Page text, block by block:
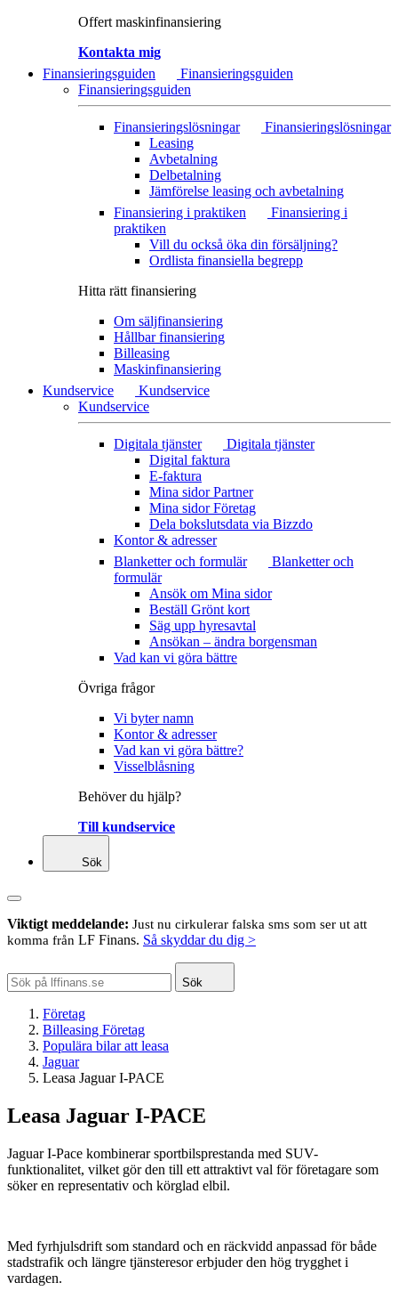
Offert maskinfinansiering
Kontakta mig
Finansieringsguiden
Finansieringsguiden
Finansieringsguiden
Finansieringslösningar
Finansieringslösningar
Leasing
Avbetalning
Delbetalning
Jämförelse leasing och avbetalning
Finansiering i praktiken
Finansiering i
praktiken
Vill du också öka din försäljning?
Ordlista finansiella begrepp
Hitta rätt finansiering
Om säljfinansiering
Hållbar finansiering
Billeasing
Maskinfinansiering
Kundservice
Kundservice
Kundservice
Digitala tjänster
Digitala tjänster
Digital faktura
E-faktura
Mina sidor Partner
Mina sidor Företag
Dela bokslutsdata via Bizzdo
Kontor & adresser
Blanketter och formulär
Blanketter och
formulär
Ansök om Mina sidor
Beställ Grönt kort
Säg upp hyresavtal
Ansökan – ändra borgensman
Vad kan vi göra bättre
Övriga frågor
Vi byter namn
Kontor & adresser
Vad kan vi göra bättre?
Visselblåsning
Behöver du hjälp?
Till kundservice
Sök
Viktigt meddelande: Just nu cirkulerar falska sms som ser ut att
komma från LF Finans. Så skyddar du dig >
Sök
Företag
Billeasing Företag
Populära bilar att leasa
Jaguar
Leasa Jaguar I-PACE
Leasa Jaguar I-PACE
Jaguar I-Pace kombinerar sportbilsprestanda med SUV-
funktionalitet, vilket gör den till ett attraktivt val för företagare som
söker en representativ och körglad elbil.
Med fyrhjulsdrift som standard och en räckvidd anpassad för både
stadstrafik och längre tjänsteresor erbjuder den hög trygghet i
vardagen.